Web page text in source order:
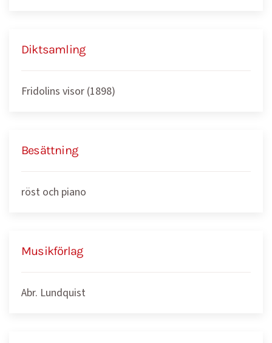
Diktsamling
Fridolins visor (1898)
Besättning
röst och piano
Musikförlag
Abr. Lundquist